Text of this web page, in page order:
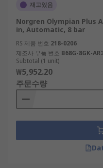
재고있음
Norgren Olympian Plus
in, Automatic, 8 bar
RS 제품 번호 218-0206
제조사 부품 번호 B68G-8GK-
Subtotal (1 unit)
₩5,952.20
주문수량